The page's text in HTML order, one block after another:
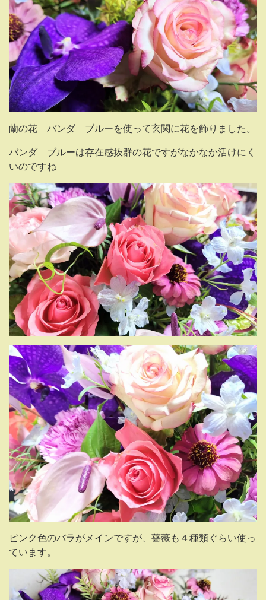
蘭の花 バンダ ブルーを使って玄関に花を飾りました。
バンダ ブルーは存在感抜群の花ですがなかなか活けにく
いのですね
ピンク色のバラがメインですが、薔薇も４種類ぐらい使っ
ています。